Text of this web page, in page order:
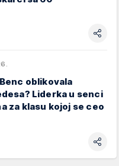
oblikovala
Liderka u senci
za klasu kojoj se ceo